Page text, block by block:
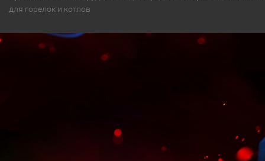
для горелок и котлов